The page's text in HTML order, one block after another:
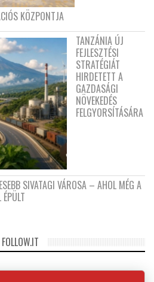
KÖZPONTJA
TANZÁNIA ÚJ
FEJLESZTÉSI
STRATÉGIÁT
HIRDETETT A
GAZDASÁGI
NÖVEKEDÉS
FELGYORSÍTÁSÁRA
SIVATAGI VÁROSA – AHOL MÉG A
FOLLOW.IT